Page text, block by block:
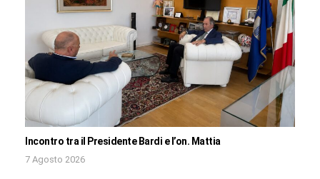
Incontro tra il Presidente Bardi e l’on. Mattia
7 Agosto 2026